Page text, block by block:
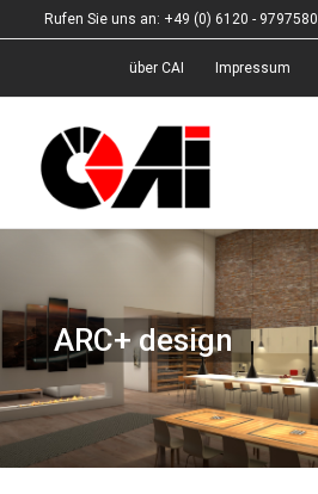
Inhalt
Rufen Sie uns an: +49 (0) 6120 - 9797580
über CAI Impressum
ARC+ design